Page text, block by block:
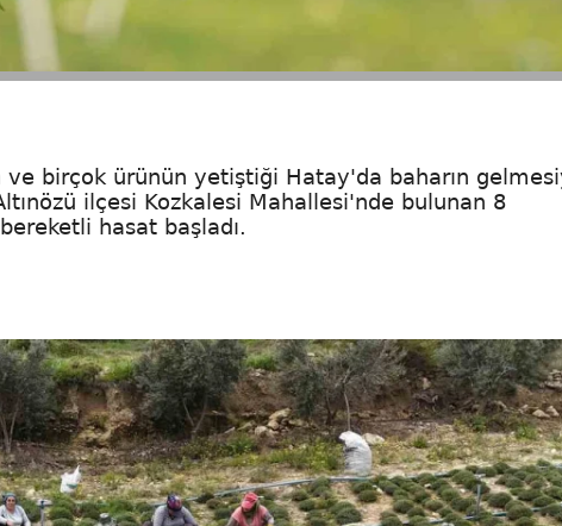
birçok ürünün yetiştiği Hatay'da baharın
ilçesi Kozkalesi Mahallesi'nde bulunan 8
hasat başladı.